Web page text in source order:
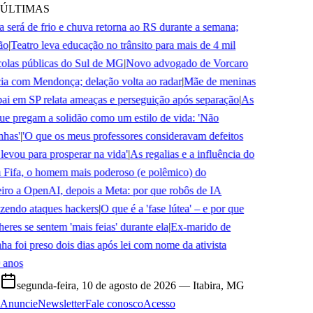
ÚLTIMAS
de frio e chuva retorna ao RS durante a semana;
Teatro leva educação no trânsito para mais de 4 mil
públicas do Sul de MG|Novo advogado de Vorcaro
Mendonça; delação volta ao radar|Mãe de meninas
SP relata ameaças e perseguição após separação|As
a solidão como um estilo de vida: 'Não
|'O que os meus professores consideravam defeitos
para prosperar na vida'|As regalias e a influência do
o homem mais poderoso (e polêmico) do
a OpenAI, depois a Meta: por que robôs de IA
ataques hackers|O que é a 'fase lútea' – e por que
se sentem 'mais feias' durante ela|Ex-marido de
foi preso dois dias após lei com nome da ativista
segunda-feira, 10 de agosto de 2026 — Itabira, MG
AnuncieNewsletterFale conoscoAcesso